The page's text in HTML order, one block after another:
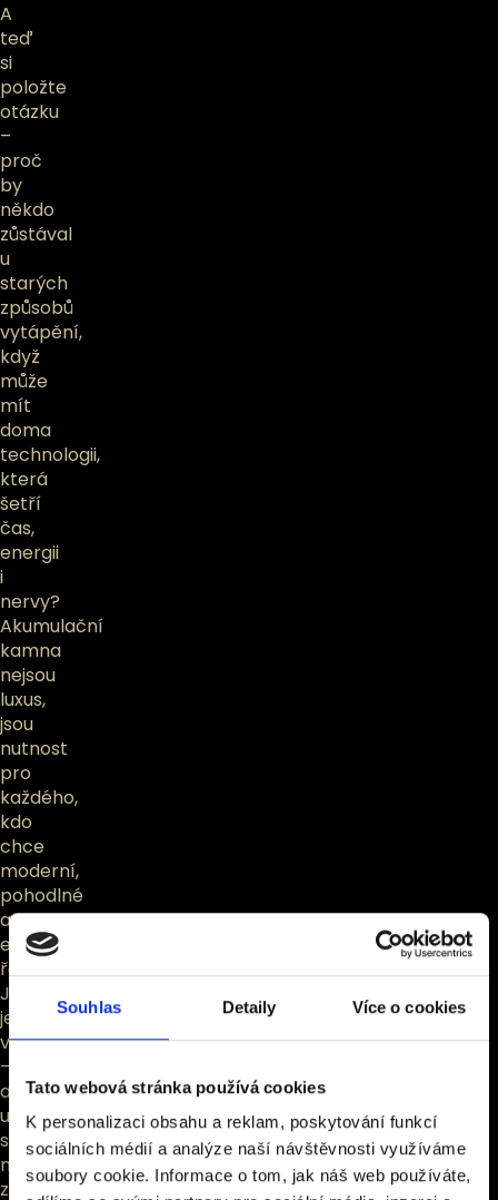
Souhlas Detaily Více o cookies
Tato webová stránka používá cookies
K personalizaci obsahu a reklam, poskytování funkcí
sociálních médií a analýze naší návštěvnosti využíváme
soubory cookie. Informace o tom, jak náš web používáte,
A
teď
si
položte
otázku
–
proč
by
někdo
zůstával
u
starých
způsobů
vytápění,
když
může
mít
doma
technologii,
která
šetří
čas,
energii
i
nervy?
Akumulační
kamna
nejsou
luxus,
jsou
nutnost
pro
každého,
kdo
chce
moderní,
pohodlné
a
efektivní
řešení.
Jednou
je
vyzkoušíte
–
a
už
se
nevrátíte
zpátky.